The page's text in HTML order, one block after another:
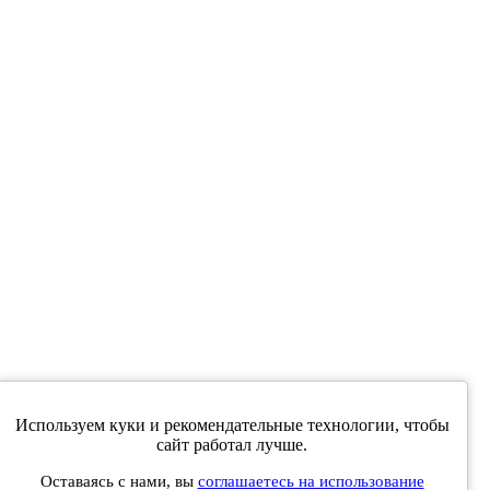
совпадать с мнениями, высказанными в интервью,
читателей.
Используем куки и рекомендательные технологии, чтобы
сайт работал лучше.
Оставаясь с нами, вы соглашаетесь на использование